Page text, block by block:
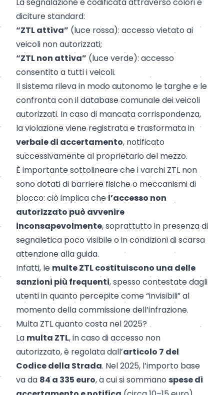
diciture standard:
“ZTL attiva” (luce rossa): accesso vietato ai
veicoli non autorizzati;
“ZTL non attiva” (luce verde): accesso
consentito a tutti i veicoli.
Il sistema rileva in modo autonomo le targhe e le
confronta con il database comunale dei veicoli
autorizzati. In caso di mancata corrispondenza,
la violazione viene registrata e trasformata in
verbale di accertamento, notificato
successivamente al proprietario del mezzo.
È importante sottolineare che i varchi ZTL non
sono dotati di barriere fisiche o meccanismi di
blocco: ciò implica che l’accesso non
autorizzato può avvenire
inconsapevolmente, soprattutto in presenza di
segnaletica poco visibile o in condizioni di scarsa
attenzione alla guida.
Infatti, le multe ZTL costituiscono una delle
sanzioni più frequenti, spesso contestate dagli
utenti in quanto percepite come “invisibili” al
momento della commissione dell’infrazione.
Multa ZTL quanto costa nel 2025?
La multa ZTL, in caso di accesso non
autorizzato, è regolata dall’articolo 7 del
Codice della Strada. Nel 2025, l’importo base
va da 84 a 335 euro, a cui si sommano spese di